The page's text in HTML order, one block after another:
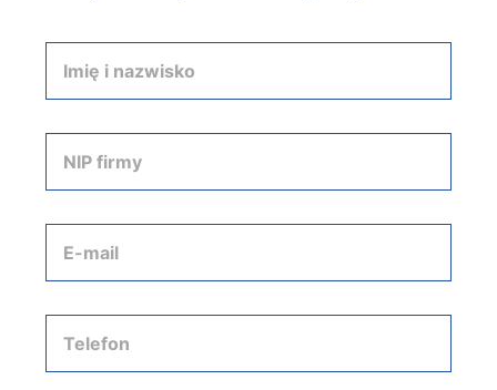
i
i
w
k
P
i
*
r
s
l